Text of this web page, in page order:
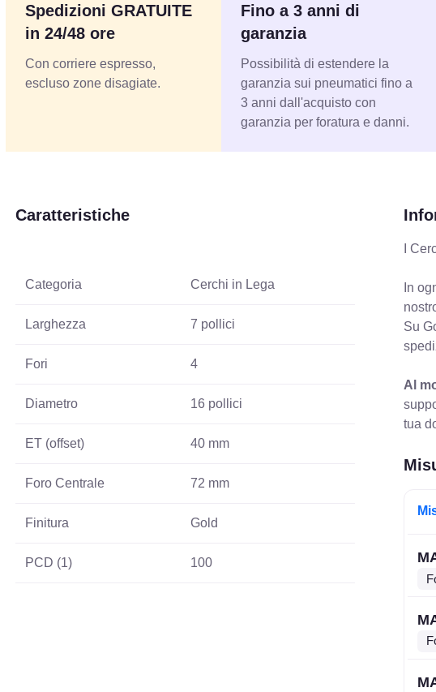
Spedizioni GRATUITE
in 24/48 ore
Con corriere espresso,
escluso zone disagiate.
Fino a 3 anni di
garanzia
Possibilità di estendere la
garanzia sui pneumatici fino a
3 anni dall'acquisto con
garanzia per foratura e danni.
Caratteristiche
Categoria Cerchi in Lega
Larghezza 7 pollici
Fori 4
Diametro 16 pollici
ET (offset) 40 mm
Foro Centrale 72 mm
Finitura Gold
PCD (1) 100
I
In
Su
Al
tua